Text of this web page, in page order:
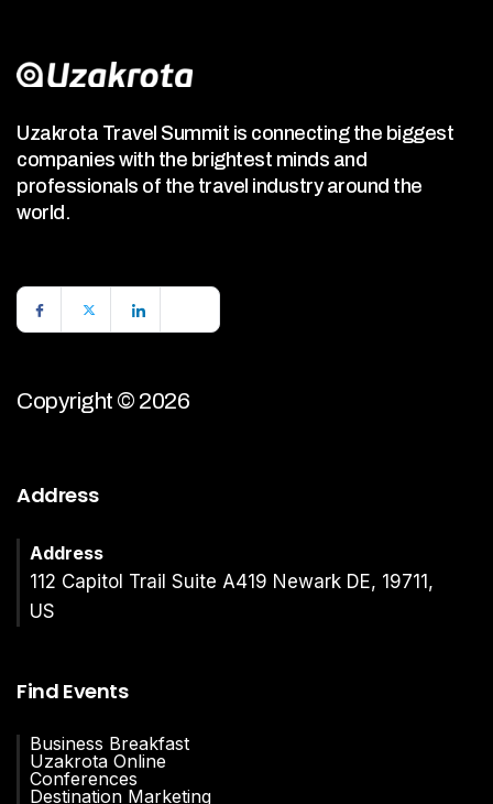
Uzakrota Travel Summit is connecting the biggest
companies with the brightest minds and
professionals of the travel industry around the
world.
Copyright © 2026
Address
Address
112 Capitol Trail Suite A419 Newark DE, 19711,
US
Find Events
Business Breakfast
Uzakrota Online
Conferences
Destination Marketing